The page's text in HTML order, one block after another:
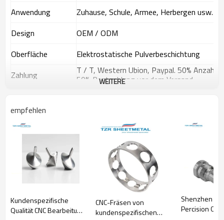
Anwendung
Zuhause, Schule, Armee, Herbergen usw.
Design
OEM / ODM
Oberfläche
Elektrostatische Pulverbeschichtung
Zahlung
T / T, Western Ubion, Paypal. 50%
50% Restzahlung vor dem Versand.
Arbeite mit uns
Das gefertigte Metall kann hohen Drücken
standhalten, ohne zu brechen. In strukturellen
Projekten können sie die Betonbelastung
zufriedenstellend aufnehmen. Mit metallischen
Endprodukten sind sie starr und stark. Ein
wesentlicher Grund für diese Haltbarkeit ist ihre
Beständigkeit gegen korrosive Substanzen sowie
Feuchtigkeit und Hitze.
WEITERE
empfehlen
Kundenspezifische
Qualität CNC Bearbeitung
CNC-Fräsen von
kundenspezifischen
Shenzhen
Percision